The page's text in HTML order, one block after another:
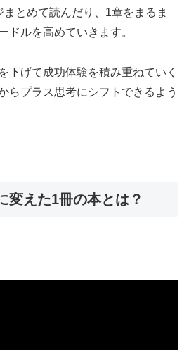
とめて読んだり、1章をまるま
ドルを高めていきます。
下げて成功体験を積み重ねていく
らプラス思考にシフトできるよう
変えた1冊の本とは？